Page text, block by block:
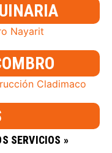
SERVICIOS »